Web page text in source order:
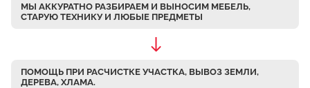
Поповка
Кривцы
МЫ АККУРАТНО РАЗБИРАЕМ И ВЫНОСИМ МЕБЕЛЬ,
СТАРУЮ ТЕХНИКУ И ЛЮБЫЕ ПРЕДМЕТЫ
ПОМОЩЬ ПРИ РАСЧИСТКЕ УЧАСТКА, ВЫВОЗ ЗЕМЛИ,
ДЕРЕВА, ХЛАМА.